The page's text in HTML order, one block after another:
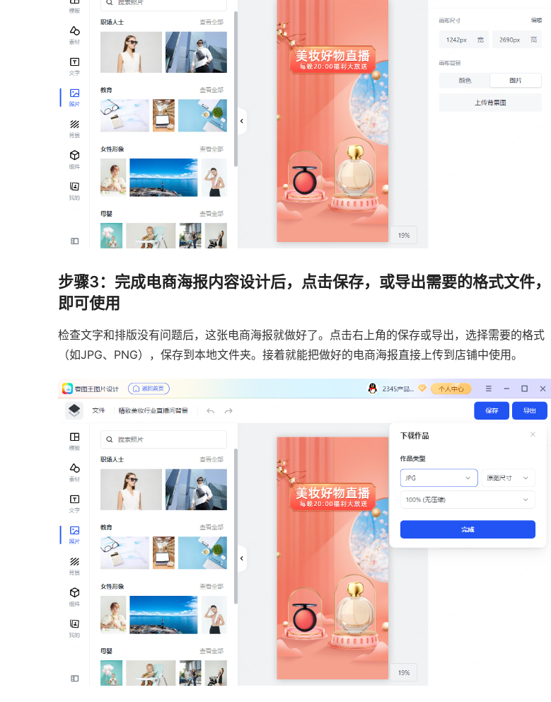
步骤3：完成电商海报内容设计后，点击保存，或导出需要的格式文件，
即可使用
检查文字和排版没有问题后，这张电商海报就做好了。点击右上角的保存或导出，选择需要的格式
（如JPG、PNG），保存到本地文件夹。接着就能把做好的电商海报直接上传到店铺中使用。